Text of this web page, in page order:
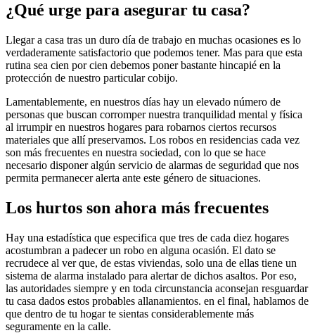
¿Qué urge para asegurar tu casa?
Llegar a casa tras un duro día de trabajo en muchas ocasiones es lo
verdaderamente satisfactorio que podemos tener. Mas para que esta
rutina sea cien por cien debemos poner bastante hincapié en la
protección de nuestro particular cobijo.
Lamentablemente, en nuestros días hay un elevado número de
personas que buscan corromper nuestra tranquilidad mental y física
al irrumpir en nuestros hogares para robarnos ciertos recursos
materiales que allí preservamos. Los robos en residencias cada vez
son más frecuentes en nuestra sociedad, con lo que se hace
necesario disponer algún servicio de alarmas de seguridad que nos
permita permanecer alerta ante este género de situaciones.
Los hurtos son ahora más frecuentes
Hay una estadística que especifica que tres de cada diez hogares
acostumbran a padecer un robo en alguna ocasión. El dato se
recrudece al ver que, de estas viviendas, solo una de ellas tiene un
sistema de alarma instalado para alertar de dichos asaltos. Por eso,
las autoridades siempre y en toda circunstancia aconsejan resguardar
tu casa dados estos probables allanamientos. en el final, hablamos de
que dentro de tu hogar te sientas considerablemente más
seguramente en la calle.